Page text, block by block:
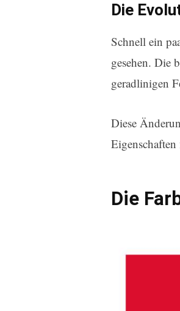
Die
Schnell ein
gesehen. Die
geradlinigen
Diese
Die